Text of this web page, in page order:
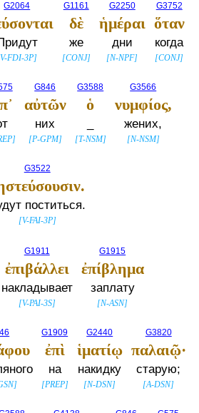
G2064
V-FDI-3P]
G1161
δὲ
же
[CONJ]
G2250
ἡμέραι
дни
[N-NPF]
G3752
ὅταν
когда
[CONJ]
]
G846
αὐτῶν
них
[P-GPM]
G3588
ὁ
[T-NSM]
G3566
νυμφίος,
жених,
[N-NSM]
G3522
поститься.
[V-FAI-3P]
G1911
ἐπιβάλλει
накладывает
[V-PAI-3S]
G1915
ἐπίβλημα
заплату
[N-ASN]
]
G1909
ἐπὶ
на
[PREP]
G2440
ἱματίῳ
накидку
[N-DSN]
G3820
παλαιῷ·
старую;
[A-DSN]